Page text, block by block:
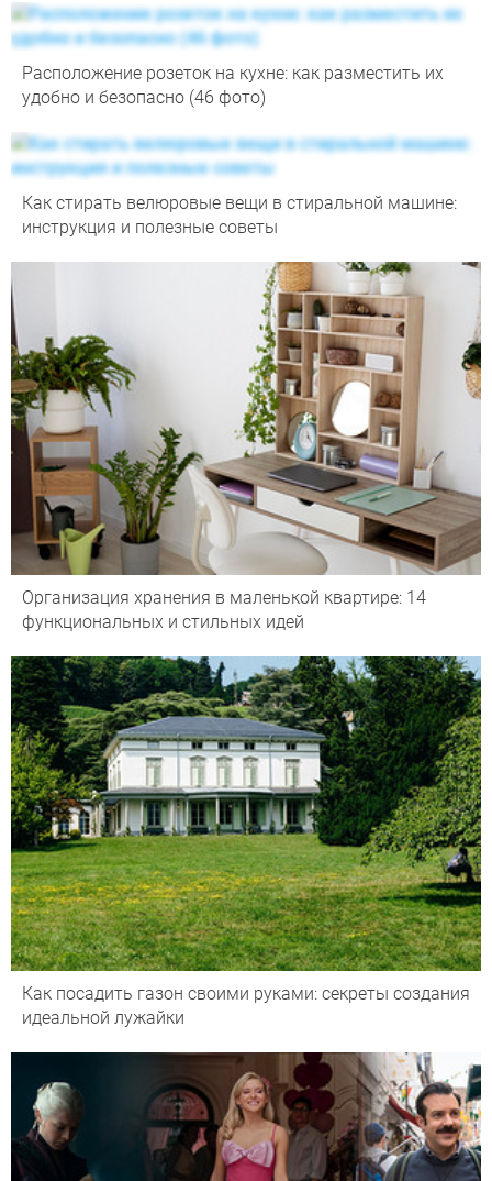
Расположение розеток на кухне: как разместить их
удобно и безопасно (46 фото)
Как стирать велюровые вещи в стиральной машине:
инструкция и полезные советы
Организация хранения в маленькой квартире: 14
функциональных и стильных идей
Как посадить газон своими руками: секреты создания
идеальной лужайки